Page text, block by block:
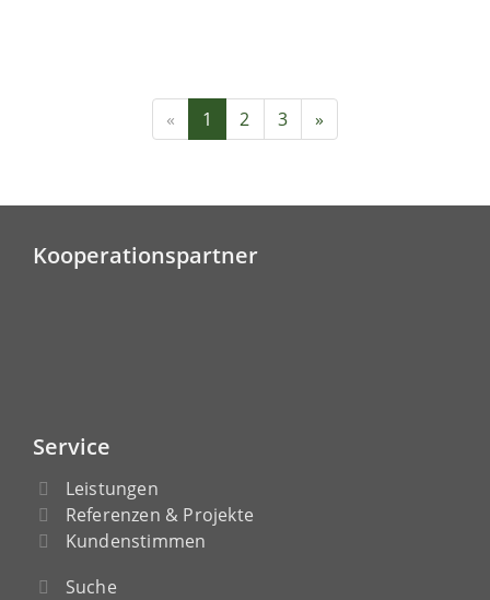
« 1 2 3 »
Kooperationspartner
Service
Leistungen
Referenzen & Projekte
Kundenstimmen
Suche